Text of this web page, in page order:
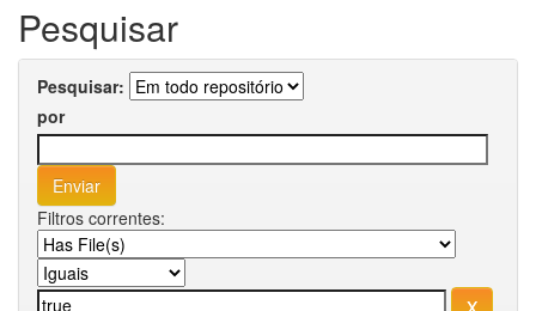
Pesquisar
Pesquisar:
por
Filtros correntes: